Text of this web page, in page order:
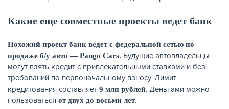
ЖУРНАЛ
Какие еще совместные проекты ведет банк
Похожий проект банк ведет с федеральной сетью по
продаже б/у авто — Pango Cars. Будущие автовладельцы
могут взять кредит с привлекательными ставками и без
требований по первоначальному взносу. Лимит
кредитования составляет 9 млн рублей . Деньгами можно
пользоваться от двух до восьми лет.